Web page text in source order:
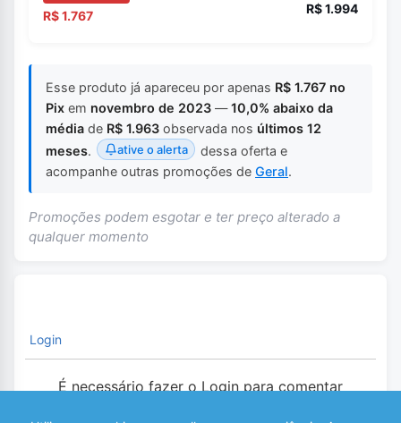
R$ 1.767 R$ 1.994
Esse produto já apareceu por apenas R$ 1.767 no
Pix em novembro de 2023 —10,0% abaixo da
média de R$ 1.963 observada nos últimos 12
meses. ative o alerta
dessa oferta e
acompanhe outras promoções de Geral.
Promoções podem esgotar e ter preço alterado a
qualquer momento
Login
É necessário fazer o Login para comentar